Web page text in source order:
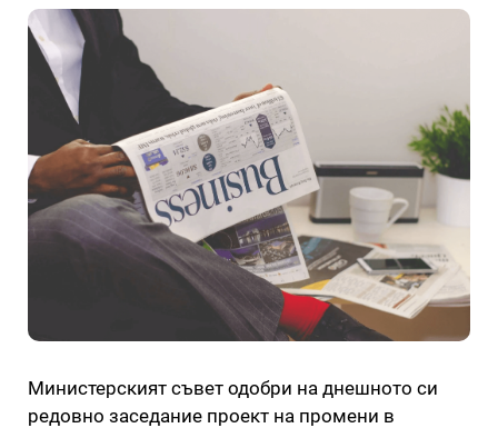
Министерският съвет одобри на днешното си
редовно заседание проект на промени в